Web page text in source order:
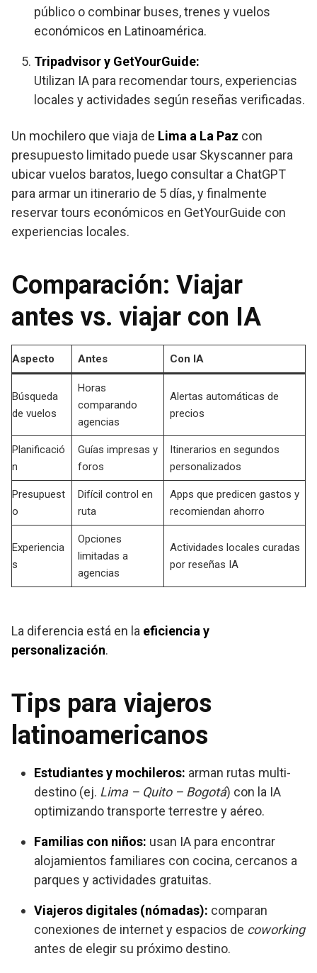
público o combinar buses, trenes y vuelos
económicos en Latinoamérica.
Tripadvisor y GetYourGuide:
Utilizan IA para recomendar tours, experiencias
locales y actividades según reseñas verificadas.
Un mochilero que viaja de Lima a La Paz con
presupuesto limitado puede usar Skyscanner para
ubicar vuelos baratos, luego consultar a ChatGPT
para armar un itinerario de 5 días, y finalmente
reservar tours económicos en GetYourGuide con
experiencias locales.
Comparación: Viajar
antes vs. viajar con IA
Aspecto Antes Con IA
Búsqueda
de vuelos
Horas
comparando
agencias
Alertas automáticas de
precios
Planificació
n
Guías impresas y
foros
Itinerarios en segundos
personalizados
Presupuest
o
Difícil control en
ruta
Apps que predicen gastos y
recomiendan ahorro
Experiencia
s
Opciones
limitadas a
agencias
Actividades locales curadas
por reseñas IA
La diferencia está en la eficiencia y
personalización.
Tips para viajeros
latinoamericanos
Estudiantes y mochileros: arman rutas multi-
destino (ej. Lima – Quito – Bogotá) con la IA
optimizando transporte terrestre y aéreo.
Familias con niños: usan IA para encontrar
alojamientos familiares con cocina, cercanos a
parques y actividades gratuitas.
Viajeros digitales (nómadas): comparan
conexiones de internet y espacios de coworking
antes de elegir su próximo destino.